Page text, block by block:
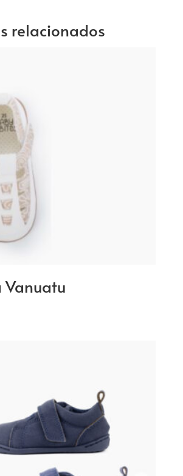
relacionados
Vanuatu